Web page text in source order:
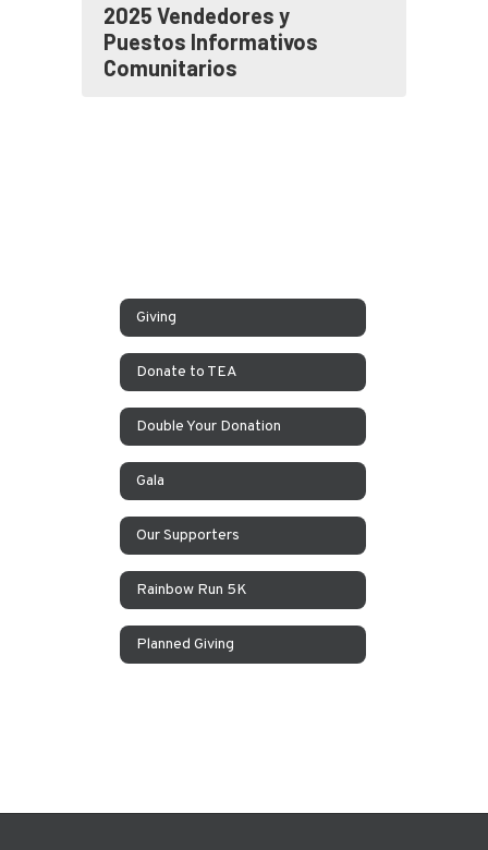
2025 Vendedores y
Puestos Informativos
Comunitarios
Giving
Donate to TEA
Double Your Donation
Gala
Our Supporters
Rainbow Run 5K
Planned Giving